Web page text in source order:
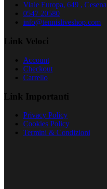
Viale Europa, 649 , Cesena
0547 20580
info@tennisliveshop.com
Link Veloci
Account
Checkout
Carrello
Link Importanti
Privacy Policy
Cookies Policy
Termini & Condizioni